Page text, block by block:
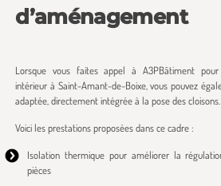
d’aménagement
Lorsque vous faites appel à A3PBâtiment pour
intérieur à Saint-Amant-de-Boixe, vous pouvez
adaptée, directement intégrée à la pose des cloisons.
Voici les prestations proposées dans ce cadre :
Isolation thermique pour améliorer la
pièces